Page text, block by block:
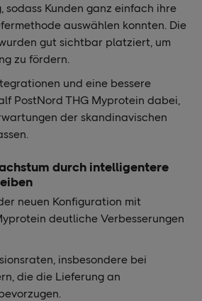
sodass Kunden ganz einfach ihre
auswählen konnten. Die
gut sichtbar platziert, um
zu fördern.
und eine bessere
PostNord THG Myprotein dabei,
der skandinavischen
durch intelligentere
neuen Konfiguration mit
deutliche Verbesserungen
insbesondere bei
die die Lieferung an